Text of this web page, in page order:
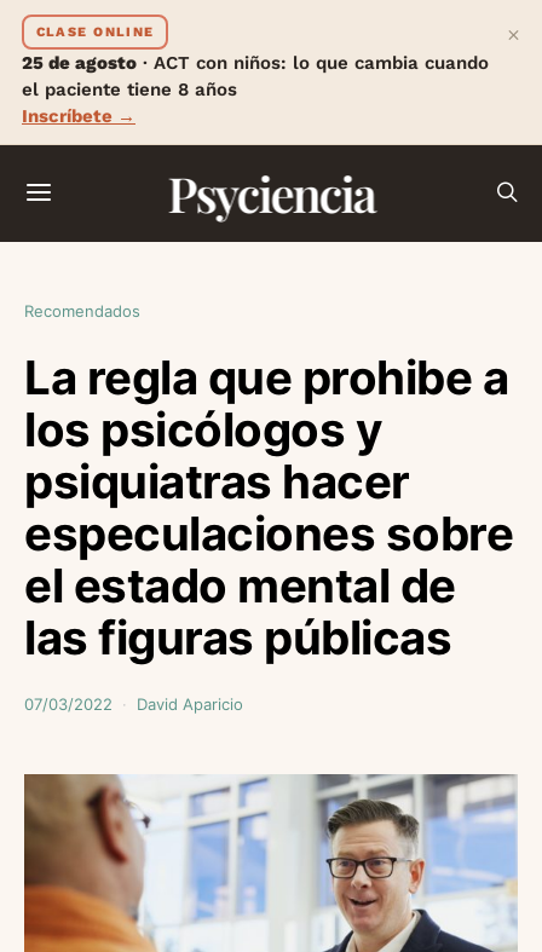
CLASE ONLINE
25 de agosto · ACT con niños: lo que cambia cuando
el paciente tiene 8 años
Inscríbete →
×
Psyciencia
Recomendados
La regla que prohibe a
los psicólogos y
psiquiatras hacer
especulaciones sobre
el estado mental de
las figuras públicas
07/03/2022 David Aparicio